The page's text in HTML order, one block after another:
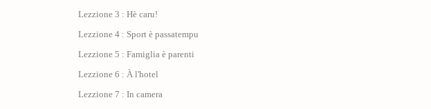
Lezzione 3 : Hè caru!
Lezzione 4 : Sport è passatempu
Lezzione 5 : Famiglia è parenti
Lezzione 6 : À l'hotel
Lezzione 7 : In camera